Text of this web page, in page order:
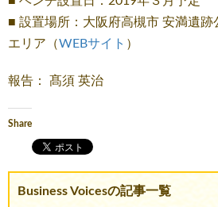
■ 設置場所：大阪府高槻市 安満遺跡
エリア（WEBサイト ）
報告： 髙須 英治
Share
Business Voicesの記事一覧